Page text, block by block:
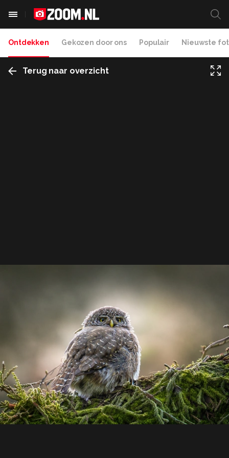
Ontdekken Gekozen door ons Populair Nieuwste
Terug naar overzicht